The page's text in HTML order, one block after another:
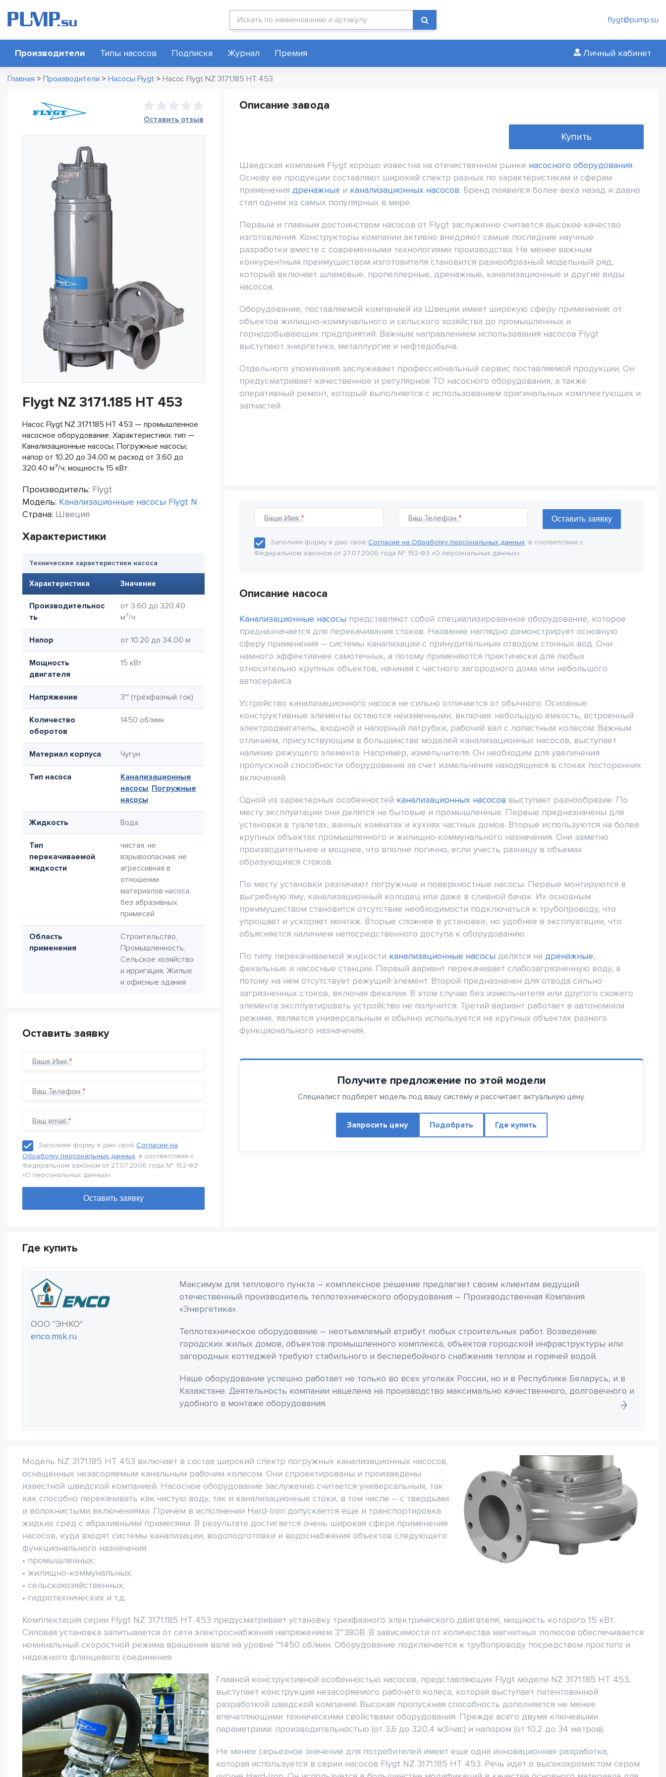
Поиск по каталогу flygt@pump.su
Производители Типы насосов Подписка Журнал Премия Личный кабинет
Главная > Производители > Насосы Flygt > Насос Flygt NZ 3171.185 HT 453
Оставить отзыв
Flygt NZ 3171.185 HT 453
Насос Flygt NZ 3171.185 HT 453 — промышленное
насосное оборудование. Характеристики: тип —
Канализационные насосы, Погружные насосы;
напор от 10.20 до 34.00 м; расход от 3.60 до
320.40 м³/ч; мощность 15 кВт.
Производитель: Flygt
Модель: Канализационные насосы Flygt N
Страна: Швеция
Характеристики
Технические характеристики насоса
Характеристика Значение
Производительнос
ть
от 3.60 до 320.40
м³/ч
Напор от 10.20 до 34.00 м
Мощность
двигателя
15 кВт
Напряжение 3~ (трёхфазный ток)
Количество
оборотов
1450 об/мин
Материал корпуса Чугун
Тип насоса
Канализационные
насосы, Погружные
насосы
Жидкость Вода
Тип
перекачиваемой
жидкости
чистая, не
взрывоопасная, не
агрессивная в
отношении
материалов насоса,
без абразивных
примесей
Область
применения
Строительство,
Промышленность,
Сельское хозяйство
и ирригация, Жилые
и офисные здания
Оставить заявку
Ваше Имя
Ваш Телефон
Ваш email
Заполняя форму я даю своё Согласие на
Обработку персональных данных, в соответствии с
Федеральном законом от 27.07.2006 года № 152-Ф3
«О персональных данных».
Описание завода
Купить
Шведская компания Flygt хорошо известна на отечественном рынке насосного оборудования.
Основу ее продукции составляют широкий спектр разных по характеристикам и сферам
применения дренажных и канализационных насосов. Бренд появился более века назад и давно
стал одним из самых популярных в мире.
Первым и главным достоинством насосов от Flygt заслуженно считается высокое качество
изготовления. Конструкторы компании активно внедряют самые последние научные
разработки вместе с современными технологиями производства. Не менее важным
конкурентным преимуществом изготовителя становится разнообразный модельный ряд,
который включает шламовые, пропеллерные, дренажные, канализационные и другие виды
насосов.
Оборудование, поставляемой компанией из Швеции имеет широкую сферу применения: от
объектов жилищно-коммунального и сельского хозяйства до промышленных и
горнодобывающих предприятий. Важным направлением использования насосов Flygt
выступают энергетика, металлургия и нефтедобыча.
Отдельного упоминания заслуживает профессиональный сервис поставляемой продукции. Он
предусматривает качественное и регулярное ТО насосного оборудования, а также
оперативный ремонт, который выполняется с использованием оригинальных комплектующих и
запчастей.
Ваше Имя Ваш Телефон
Заполняя форму я даю своё Согласие на Обработку персональных данных, в соответствии с
Федеральном законом от 27.07.2006 года № 152-Ф3 «О персональных данных».
Описание насоса
Канализационные насосы представляют собой специализированное оборудование, которое
предназначается для перекачивания стоков. Название наглядно демонстрирует основную
сферу применения – системы канализации с принудительным отводом сточных вод. Они
намного эффективнее самотечных, а потому применяются практически для любых
относительно крупных объектов, начиная с частного загородного дома или небольшого
автосервиса.
Устройство канализационного насоса не сильно отличается от обычного. Основные
конструктивные элементы остаются неизменными, включая: небольшую емкость, встроенный
электродвигатель, входной и напорный патрубки, рабочий вал с лопастным колесом. Важным
отличием, присутствующим в большинстве моделей канализационных насосов, выступает
наличие режущего элемента. Например, измельчителя. Он необходим для увеличения
пропускной способности оборудования за счет измельчения находящихся в стоках посторонних
включений.
Одной из характерных особенностей канализационных насосов выступает разнообразие. По
месту эксплуатации они делятся на бытовые и промышленные. Первые предназначены для
установки в туалетах, ванных комнатах и кухнях частных домов. Вторые используются на более
крупных объектах промышленного и жилищно-коммунального назначения. Они заметно
производительнее и мощнее, что вполне логично, если учесть разницу в объемах
образующихся стоков.
По месту установки различают погружные и поверхностные насосы. Первые монтируются в
выгребную яму, канализационный колодец или даже в сливной бачок. Их основным
преимуществом становится отсутствие необходимости подключаться к трубопроводу, что
упрощает и ускоряет монтаж. Вторые сложнее в установке, но удобнее в эксплуатации, что
объясняется наличием непосредственного доступа к оборудованию.
По типу перекачиваемой жидкости канализационные насосы делятся на дренажные,
фекальные и насосные станции. Первый вариант перекачивает слабозагрязненную воду, а
потому на нем отсутствует режущий элемент. Второй предназначен для отвода сильно
загрязненных стоков, включая фекалии. В этом случае без измельчителя или другого схожего
элемента эксплуатировать устройство не получится. Третий вариант работает в автономном
режиме, является универсальным и обычно используется на крупных объектах разного
функционального назначения.
Получите предложение по этой модели
Специалист подберёт модель под вашу систему и рассчитает актуальную цену.
Запросить цену Подобрать Где купить
Где купить
ООО "ЭНКО"
enco.msk.ru
Максимум для теплового пункта – комплексное решение предлагает своим клиентам ведущий
отечественный производитель теплотехнического оборудования – Производственная Компания
«Энергетика».
Теплотехническое оборудование – неотъемлемый атрибут любых строительных работ. Возведение
городских жилых домов, объектов промышленного комплекса, объектов городской инфраструктуры или
загородных коттеджей требуют стабильного и бесперебойного снабжения теплом и горячей водой.
Наше оборудование успешно работает не только во всех уголках России, но и в Республике Беларусь, и в
Казахстане. Деятельность компании нацелена на производство максимально качественного, долговечного и
удобного в монтаже оборудования.
Модель NZ 3171.185 HT 453 включает в состав широкий спектр погружных канализационных насосов,
оснащенных незасоряемым канальным рабочим колесом. Они спроектированы и произведены
известной шведской компанией. Насосное оборудование заслуженно считается универсальным, так
как способно перекачивать как чистую воду, так и канализационные стоки, в том числе – с твердыми
и волокнистыми включениями. Причем в исполнении Hard-Iron допускается еще и транспортировка
жидких сред с абразивными примесями. В результате достигается очень широкая сфера применения
насосов, куда входят системы канализации, водоподготовки и водоснабжения объектов следующего
функционального назначения:
• промышленных;
• жилищно-коммунальных;
• сельскохозяйственных;
• гидротехнических и т.д.
Комплектация серии Flygt NZ 3171.185 HT 453 предусматривает установку трехфазного электрического двигателя, мощность которого 15 кВт.
Силовая установка запитывается от сети электроснабжения напряжением 3~380В. В зависимости от количества магнитных полюсов обеспечивается
номинальный скоростной режима вращения вала на уровне ~1450 об/мин. Оборудование подключается к трубопроводу посредством простого и
надежного фланцевого соединения.
Главной конструктивной особенностью насосов, представляющих Flygt модели NZ 3171.185 HT 453,
выступает конструкция незасоряемого рабочего колеса, которая выступает патентованной
разработкой шведской компании. Высокая пропускная способность дополняется не менее
впечатляющими техническими свойствами оборудования. Прежде всего двумя ключевыми
параметрами: производительностью (от 3,6 до 320,4 м3/час) и напором (от 10,2 до 34 метров).
Не менее серьезное значение для потребителей имеет еще одна инновационная разработка,
которая используется в серии насосов Flygt NZ 3171.185 HT 453. Речь идет о высокохромистом сером